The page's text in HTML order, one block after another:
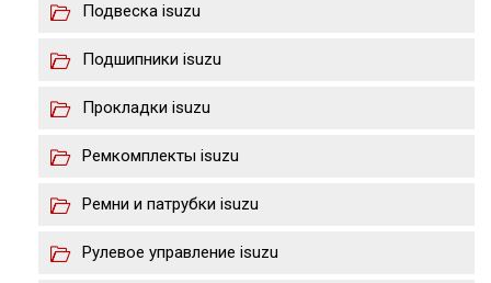
Подвеска isuzu
Подшипники isuzu
Прокладки isuzu
Ремкомплекты isuzu
Ремни и патрубки isuzu
Рулевое управление isuzu